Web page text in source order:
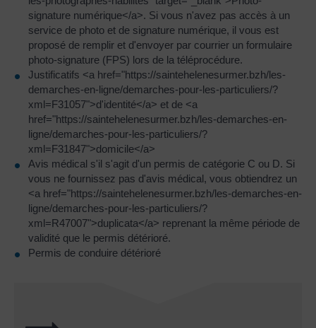
signature numérique</a>. Si vous n'avez pas accès à un
service de photo et de signature numérique, il vous est
proposé de remplir et d'envoyer par courrier un formulaire
photo-signature (FPS) lors de la téléprocédure.
Justificatifs <a href="https://saintehelenesurmer.bzh/les-
demarches-en-ligne/demarches-pour-les-particuliers/?
xml=F31057">d'identité</a> et de <a
href="https://saintehelenesurmer.bzh/les-demarches-en-
ligne/demarches-pour-les-particuliers/?
xml=F31847">domicile</a>
Avis médical s'il s'agit d'un permis de catégorie C ou D. Si
vous ne fournissez pas d'avis médical, vous obtiendrez un
<a href="https://saintehelenesurmer.bzh/les-demarches-en-
ligne/demarches-pour-les-particuliers/?
xml=R47007">duplicata</a> reprenant la même période de
validité que le permis détérioré.
Permis de conduire détérioré